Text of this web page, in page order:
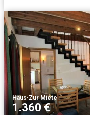
Haus·Zur Miete
1.360 €